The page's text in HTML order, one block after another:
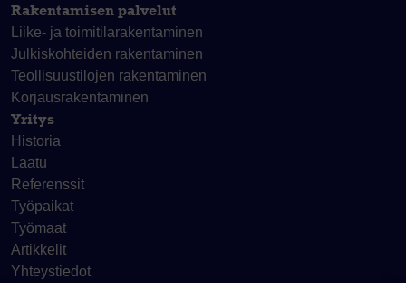
Rakentamisen palvelut
Liike- ja toimitila­rakentaminen
Julkiskohteiden rakentaminen
Teollisuustilojen rakentaminen
Korjaus­rakentaminen
Yritys
Historia
Laatu
Referenssit
Työpaikat
Työmaat
Artikkelit
Yhteystiedot